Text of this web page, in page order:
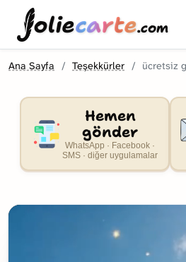
oliecarte.com
Ana Sayfa Teşekkürler ücretsiz
Hemen
gönder
WhatsApp · Facebook ·
SMS · diğer uygulamalar